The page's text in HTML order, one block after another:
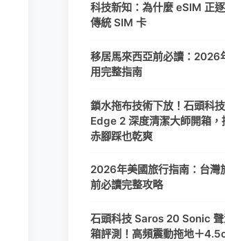
科技新知：為什麼 eSIM 正
傳統 SIM 卡
移居馬來西亞前必讀：2026
用完整指南
鎖水拖布技術下放！石頭科
Edge 2 深度清潔大師開箱，
赤腳踩也乾爽
2026年美國旅行指南：台灣
前必讀完整攻略
石頭科技 Saros 20 Sonic
箱評測！高頻震動拖地＋